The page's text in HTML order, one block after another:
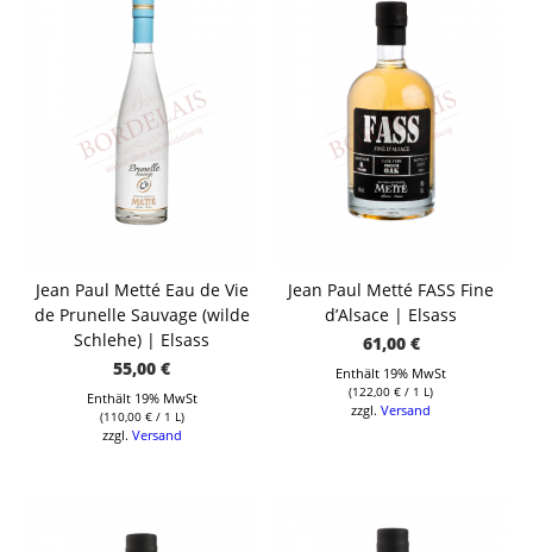
Jean Paul Metté Eau de Vie
de Prunelle Sauvage (wilde
Schlehe) | Elsass
55,00€
Enthält 19% MwSt
(110,00 €/ 1 L)
zzgl. Versand
Jean Paul Metté FASS Fine
d’Alsace | Elsass
61,00 €
Enthält 19% MwSt
(122,00€ / 1 L)
zzgl.Versand